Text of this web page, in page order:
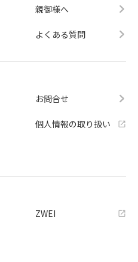
親御様へ
よくある質問
お問合せ
個人情報の取り扱い
ZWEI